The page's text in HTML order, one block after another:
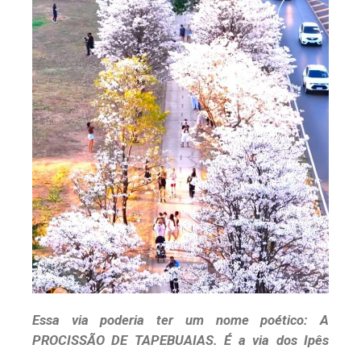
Essa via poderia ter um nome poético: A
PROCISSÃO DE TAPEBUAIAS. É a via dos Ipês